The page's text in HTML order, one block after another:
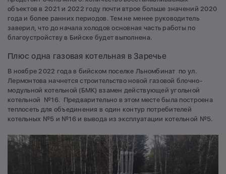
объектов в 2021 и 2022 году почти втрое больше значений 2020
года и более ранних периодов. Тем не менее руководитель
заверил, что до начала холодов основная часть работы по
благоустройству в Бийске будет выполнена.
Плюс одна газовая котельная в Заречье
В ноябре 2022 года в бийском поселке Льномбинат по ул.
Лермонтова начнется строительство новой газовой блочно-
модульной котельной (БМК) взамен действующей угольной
котельной №16. Предварительно в этом месте была построена
теплосеть для объединения в один контур потребителей
котельных №5 и №16 и вывода из эксплуатации котельной №5.